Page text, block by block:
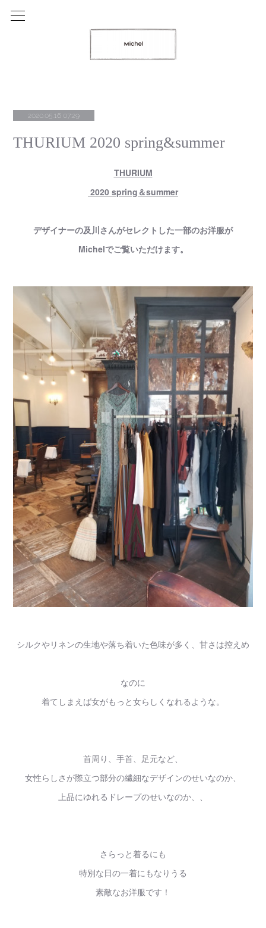
2020.05.16 07:29
THURIUM 2020 spring&summer
THURIUM
2020 spring＆summer
デザイナーの及川さんがセレクトした一部のお洋服が
Michelでご覧いただけます。
シルクやリネンの生地や落ち着いた色味が多く、甘さは控えめ
なのに
着てしまえば女がもっと女らしくなれるような。
首周り、手首、足元など、
女性らしさが際立つ部分の繊細なデザインのせいなのか、
上品にゆれるドレープのせいなのか、、
さらっと着るにも
特別な日の一着にもなりうる
素敵なお洋服です！